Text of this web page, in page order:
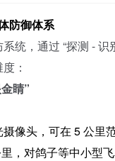
防御体系
统，通过 “探测 -
：
睛”
摄像头 ，可在 5 公里
，对鸽子等中小型